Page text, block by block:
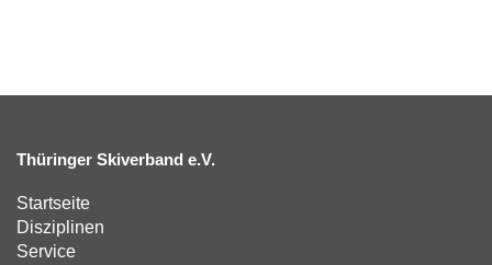
Thüringer Skiverband e.V.
Startseite
Disziplinen
Service